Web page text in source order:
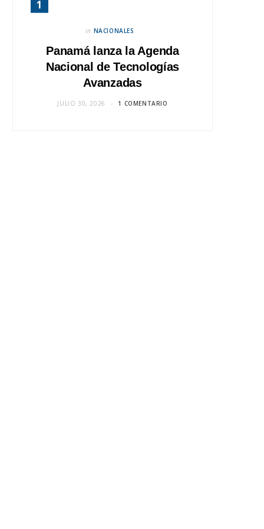
in NACIONALES
Panamá lanza la Agenda
Nacional de Tecnologías
Avanzadas
JULIO 30, 2026 1 COMENTARIO